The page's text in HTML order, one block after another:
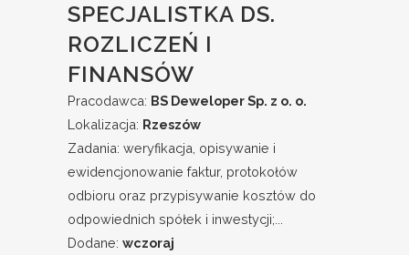
SPECJALISTKA DS.
ROZLICZEŃ I
FINANSÓW
Pracodawca: BS Deweloper Sp. z o. o.
Lokalizacja: Rzeszów
Zadania: weryfikacja, opisywanie i
ewidencjonowanie faktur, protokołów
odbioru oraz przypisywanie kosztów do
odpowiednich spółek i inwestycji;...
Dodane: wczoraj